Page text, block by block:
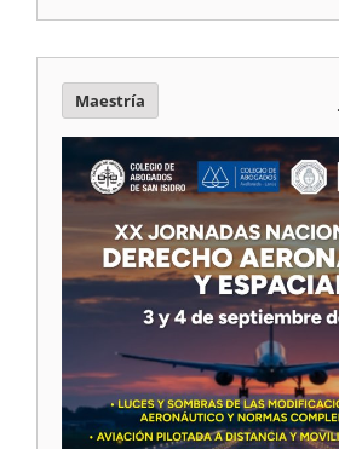
Maestría